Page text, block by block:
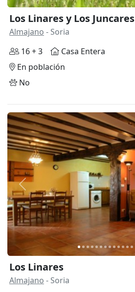
Los Linares y Los Juncares
Almajano - Soria
16 + 3
Casa Entera
En población
No
Anterior
Los Linares
Almajano - Soria